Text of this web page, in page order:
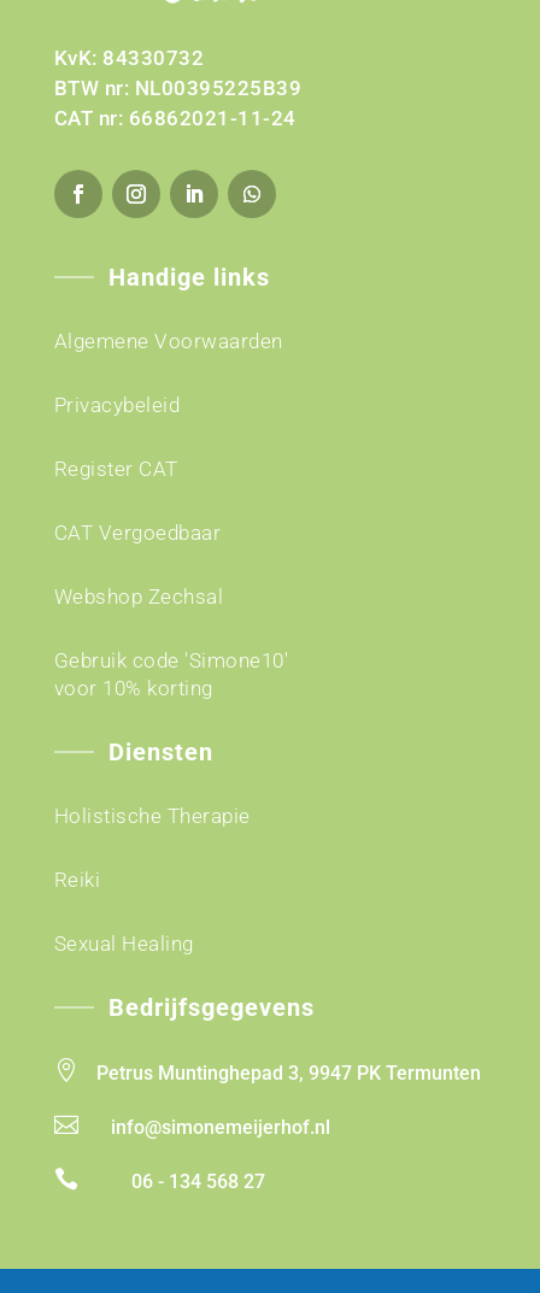
KvK: 84330732
BTW nr: NL00395225B39
CAT nr: 66862021-11-24
Handige links
Algemene Voorwaarden
Privacybeleid
Register CAT
CAT Vergoedbaar
Webshop Zechsal
Gebruik code 'Simone10'
voor 10% korting
Diensten
Holistische Therapie
Reiki
Sexual Healing
Bedrijfsgegevens
 Petrus Muntinghepad 3, 9947 PK Termunten
 info@simonemeijerhof.nl
 06 - 134 568 27